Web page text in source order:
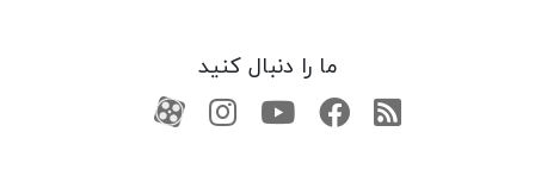
ما را دنبال کنید
RSSفیسبوکیوتیوبکانال آپارات
کانال آپارات